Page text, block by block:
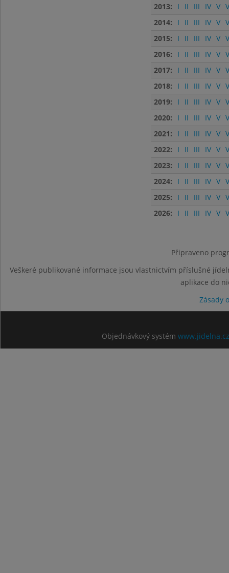
2013:
I II III IV V
2014:
I II III IV V
2015:
I II III IV V
2016:
I II III IV V
2017:
I II III IV V
2018:
I II III IV V
2019:
I II III IV V
2020:
I II III IV V
2021:
I II III IV V
2022:
I II III IV V
2023:
I II III IV V
2024:
I II III IV V
2025:
I II III IV V
2026:
I II III IV V
Připraveno
Veškeré publikované informace jsou vlastnictvím příslušné
aplikace do
Zásady
Objednávkový systém www.jidelna.cz